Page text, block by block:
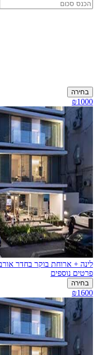
בחירה
₪1000
לינה + ארוחת בוקר בחדר
פרטים נוספים
בחירה
₪1600